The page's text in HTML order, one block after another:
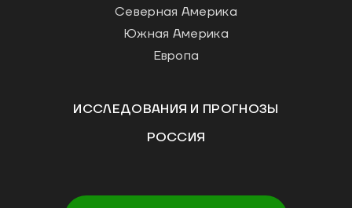
Северная Америка
Южная Америка
Европа
ИССЛЕДОВАНИЯ И ПРОГНОЗЫ
РОССИЯ